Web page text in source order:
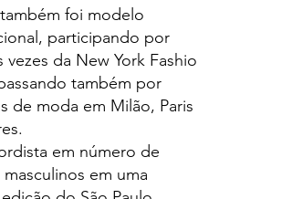
foi modelo
participando por
vezes da New York Fashio
também por
de moda em Milão, Paris
em número de
em uma